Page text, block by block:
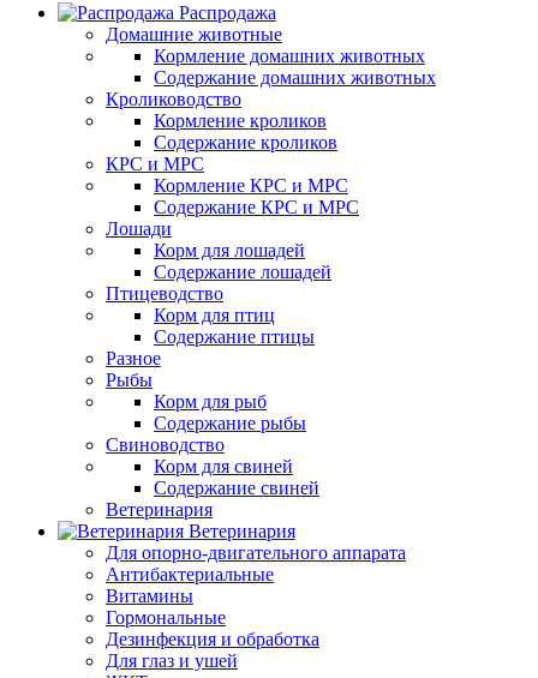
Распродажа
Домашние животные
Кормление домашних животных
Содержание домашних животных
Кролиководство
Кормление кроликов
Содержание кроликов
КРС и МРС
Кормление КРС и МРС
Содержание КРС и МРС
Лошади
Корм для лошадей
Содержание лошадей
Птицеводство
Корм для птиц
Содержание птицы
Разное
Рыбы
Корм для рыб
Содержание рыбы
Свиноводство
Корм для свиней
Содержание свиней
Ветеринария
Ветеринария
Для опорно-двигательного аппарата
Антибактериальные
Витамины
Гормональные
Дезинфекция и обработка
Для глаз и ушей